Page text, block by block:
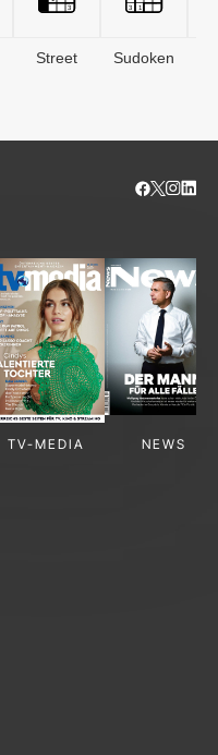
Street Sudoken
TV-MEDIA NEWS